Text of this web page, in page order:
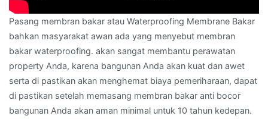
Pasang membran bakar atau Waterproofing Membrane Bakar
bahkan masyarakat awan ada yang menyebut membran
bakar waterproofing. akan sangat membantu perawatan
property Anda, karena bangunan Anda akan kuat dan awet
serta di pastikan akan menghemat biaya pemeriharaan, dapat
di pastikan setelah memasang membran bakar anti bocor
bangunan Anda akan aman minimal untuk 10 tahun kedepan.